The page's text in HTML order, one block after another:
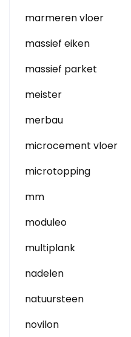
marmeren vloer
massief eiken
massief parket
meister
merbau
microcement vloer
microtopping
mm
moduleo
multiplank
nadelen
natuursteen
novilon